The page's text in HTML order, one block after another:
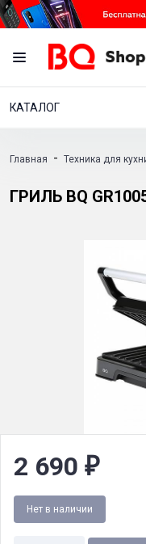
КАТАЛОГ
Главная - Техника для
ГРИЛЬ BQ
2 690 ₽
Нет в наличии